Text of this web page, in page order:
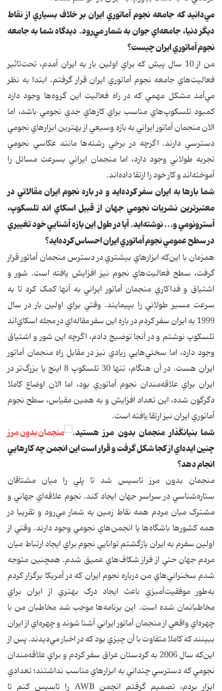
مي‌دانيد که جامعه نجوم آماتوري ايران بر خلاف بسياري از نقاط
ديگر دنيا، جامعه‌اي جوان به شمار مي‌رود. ديدگاه شما به جامعه
نجوم آماتوري ايران چيست؟
من از 10 سال پيش که براي اولين بار به ايران آمدم، تحت‌تاثير
فعاليت‌هاي جامعه نجوم آماتوري ايران قرار گرفتم. ابتدا به نظر
مي‌آمد مشکل مهمي که در راه فعاليت اين گروه‌ها وجود دارد
کمبود تلسکوپ‌هاي مناسب براي کارهاي جدي نجومي باشد، اما
الان منجمان آماتور ايراني به بازه وسيعي از بهترين ابزارهاي نجومي
دسترسي دارند. اگرچه در برخي رشته‌ها مانند عکاسي نجومي
تجربه طولاني وجود دارد، اما منجمان ايراني بسرعت مسائل را
آموخته‌اند و کار خود را ارتقا داده‌اند.
شما بارها به ايران سفر کرده‌ايد و در باره نجوم ايران مقالاتي در
معتبرترين نشريات نجومي جهان از قبيل اسکاي اند تلسکوپ،
آسترونومي و... نوشته‌ايد. آيا در طول اين بازه آشنايي خود تغييري
در سطح عمومي نجوم آماتوري ايران احساس کرده‌ايد؟
همزمان با اين‌که ابزارهاي بيشتري در دسترس منجمان آماتور قرار
گرفت، سطح فعاليت‌هاي نجوم نيز افزايش يافته است. شور و
اشتياق و فداکاري منجمان آماتور ايراني به آنها کمک کرد تا به
سرعت مسير طولاني را بپيمايند. وقتي براي اولين بار در سال
1999 به ايران سفر کردم در باره اين سفر مقاله‌اي در مجله اسکاي‌اند
تلسکوپ نوشتم و در آنجا توضيح دادم، اگرچه اين شور و اشتياق
وجود دارد، اما سختي‌هايي زيادي نيز در مقابل راه منجمان آماتور
ايران هست. در آن هنگام، تنها 30 تلسکوپ 8 اينچ يا بزرگ‌تر در
ايران براي علاقه‌مندان نجوم آماتوري بود، اما الان اوضاع کاملا
دگرگون شده، اين تعداد افزايش و به همين مقياس، سطح نجوم
آماتوري ايران نيز ارتقا يافته است.
شما بنيانگذار منجمان بدون مرز هستيد.
چنين ايده‌اي از کجا شکل گرفت و قرار است اين انجمن چه کارهايي
انجام دهد؟
منجمان بدون مرز تاسيس شد تا پلي را ميان مشتاقان
ستاره‌شناسي در سراسر جهان ايجاد کند. نجوم علاقه‌اي جهاني و
مشترک ميان مردم همه نقاط زمين به شمار مي‌رود و تقريبا در
همه کشورها باشگاه‌ها يا انجمن‌هاي نجومي وجود دارند. وقتي از
اولين سفرم به ايران بازگشتم توانايي نجوم براي ايجاد ارتباط ميان
مردم جهان حتي از فراز شکاف‌هاي عميق شدم. همچنين متوجه
شدم سخنراني‌هاي من درباره نجوم ايران که در آمريکا برگزار کردم
به‌طور موفقيت‌آميزي باعث ايجاد درک بهتري از ايران براي
مخاطبانمان شده است. اين برنامه‌ها موجب شد مخاطبان من با
چهره‌اي واقعي از منجمان آماتور ايراني آشنا شوند و چهره‌اي از ايران
ببينند که کاملا متفاوت با آن چيزي بود که در اخبار مي‌ديدند. پس از
اين‌که سال 2006 به کردستان عراق سفر کردم و براي علاقه‌مندان
نجومي که دسترسي چنداني به ابزارهاي مناسب نداشتند؛ تعدادي
ابزار بردم، تصميم گرفتم انجمن AWB را تاسيس کنم تا